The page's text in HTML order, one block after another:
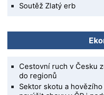
Soutěž Zlatý erb
Cestovní ruch v Česku
do regionů
Sektor skotu a